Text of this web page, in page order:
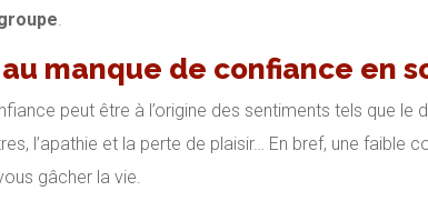
.
manque de confiance en
peut être à l’origine des sentiments tels que le
l’apathie et la perte de plaisir… En bref, une faible
gâcher la vie.